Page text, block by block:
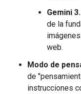
Gemini
de la
web.
Modo de
de
instrucciones